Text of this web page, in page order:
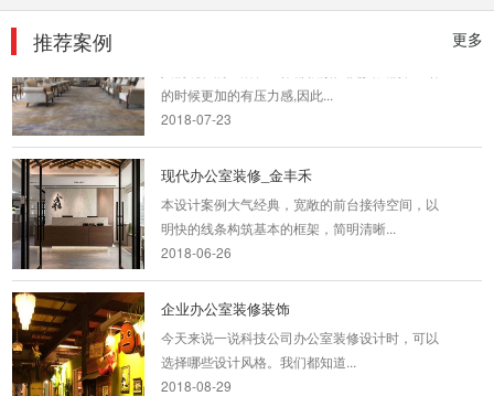
更多
推荐案例
的时候更加的有压力感,因此...
2018-07-23
现代办公室装修_金丰禾
本设计案例大气经典，宽敞的前台接待空间，以
明快的线条构筑基本的框架，简明清晰...
2018-06-26
企业办公室装修装饰
今天来说一说科技公司办公室装修设计时，可以
选择哪些设计风格。我们都知道...
2018-08-29